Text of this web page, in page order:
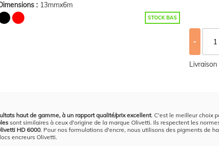
: 13mmx6m
STOCK BAS
-
haut de gamme, à un rapport qualité/prix excellent. C'est le meilleur choix
sont similaires à ceux d'origine de la marque Olivetti. Ils respectent les
HD 6000. Pour nos formulations d'encre, nous utilisons des pigments de
encreurs Olivetti.